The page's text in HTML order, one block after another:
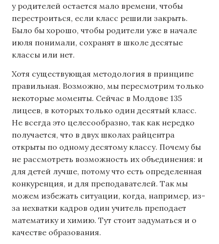
у родителей остается мало времени, чтобы
перестроиться, если класс решили закрыть.
Было бы хорошо, чтобы родители уже в начале
июля понимали, сохранят в школе десятые
классы или нет.
Хотя существующая методология в принципе
правильная. Возможно, мы пересмотрим только
некоторые моменты. Сейчас в Молдове 135
лицеев, в которых только один десятый класс.
Не всегда это целесообразно, так как нередко
получается, что в двух школах райцентра
открыты по одному десятому классу. Почему бы
не рассмотреть возможность их объединения: и
для детей лучше, потому что есть определенная
конкуренция, и для преподавателей. Так мы
можем избежать ситуации, когда, например, из-
за нехватки кадров один учитель преподает
математику и химию. Тут стоит задуматься и о
качестве образования.